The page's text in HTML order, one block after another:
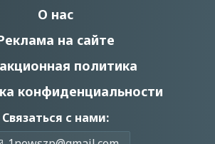
О нас
на сайте
политика
конфиденциальности
Связаться с нами: